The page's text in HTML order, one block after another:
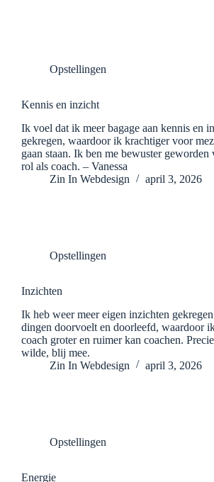
Opstellingen
Kennis en inzicht
Ik voel dat ik meer bagage aan kennis en
gekregen, waardoor ik krachtiger voor
gaan staan. Ik ben me bewuster geworden
rol als coach. – Vanessa
Zin In Webdesign
april 3, 2026
Opstellingen
Inzichten
Ik heb weer meer eigen inzichten
dingen doorvoelt en doorleefd, waardoor
coach groter en ruimer kan coachen.
wilde, blij mee.
Zin In Webdesign
april 3, 2026
Opstellingen
Energie